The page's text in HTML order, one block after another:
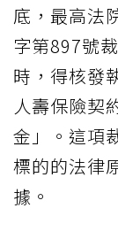
底，最高法
字第897號
時，得核發
人壽保險契
金」。這項
標的的法律
據。